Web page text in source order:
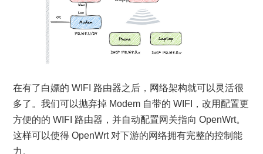
在有了白嫖的 WIFI 路由器之后，网络架构就可以灵活很
多了。我们可以抛弃掉 Modem 自带的 WIFI，改用配置更
方便的的 WIFI 路由器，并自动配置网关指向 OpenWrt。
这样可以使得 OpenWrt 对下游的网络拥有完整的控制能
力。